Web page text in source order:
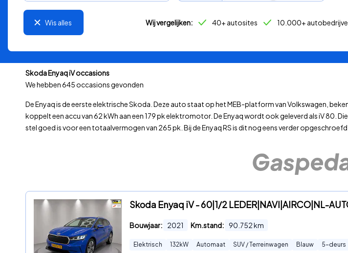
Wis alles Wij vergelijken: 40+ autosites 10.000+
Skoda Enyaq iV occasions
We hebben645 occasions gevonden
De Enyaq is de eerste elektrische Skoda. Deze auto staat op het MEB-platform van Volkswagen,
koppelt een accu van 62 kWh aan een 179 pk elektromotor. De Enyaq wordt ook geleverd als iV 80.
stel goed is voor een totaalvermogen van 265 pk. Bij de Enyaq RS is dit nog eens verder opgeschroefd
Skoda Enyaq iV - 60|1/2 LEDER|NAVI|AIRCO|NL-
Bouwjaar: 2021 Km.stand: 90.752km
Elektrisch 132kW Automaat SUV / Terreinwagen Blauw 5-deurs